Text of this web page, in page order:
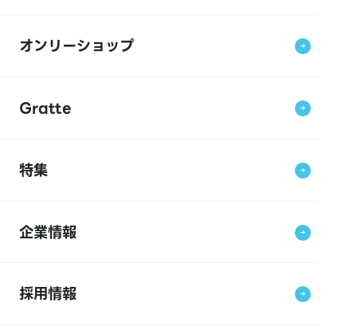
オンリーショップ
Gratte
特集
企業情報
採用情報